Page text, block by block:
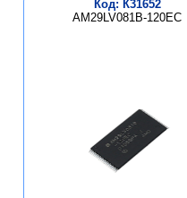
Код: К31652
AM29LV081B-120EC